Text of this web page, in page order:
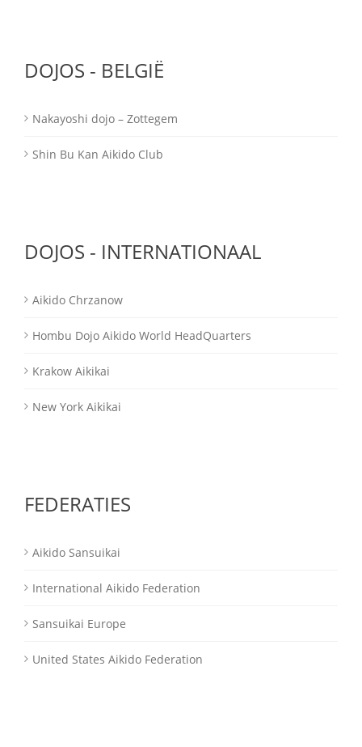
DOJOS - BELGIË
Nakayoshi dojo – Zottegem
Shin Bu Kan Aikido Club
DOJOS - INTERNATIONAAL
Aikido Chrzanow
Hombu Dojo Aikido World HeadQuarters
Krakow Aikikai
New York Aikikai
FEDERATIES
Aikido Sansuikai
International Aikido Federation
Sansuikai Europe
United States Aikido Federation